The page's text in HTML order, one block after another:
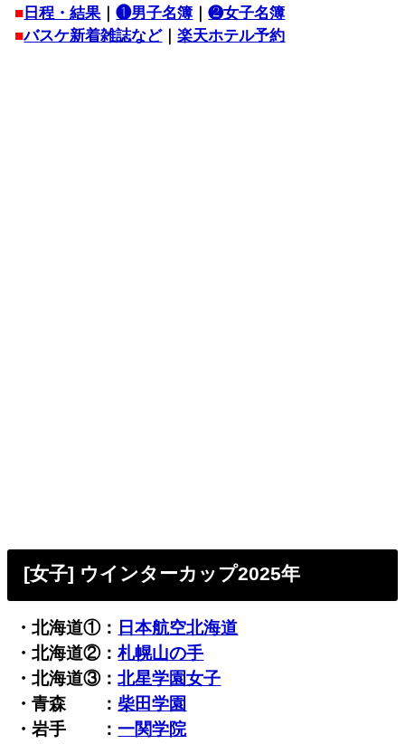
■ 日程・結果｜❶男子名簿 ｜❷女子名簿
■バスケ新着雑誌など｜楽天ホテル予約
[女子] ウインターカップ2025年
・北海道①： 日本航空北海道
・北海道②：札幌山の手
・北海道③：北星学園女子
・青森 ： 柴田学園
・岩手 ：一関学院